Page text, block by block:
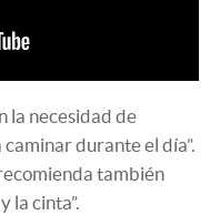
la necesidad de
durante el día”.
también
la cinta”.